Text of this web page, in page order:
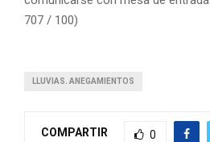
707 / 100)
LLUVIAS. ANEGAMIENTOS
COMPARTIR 0